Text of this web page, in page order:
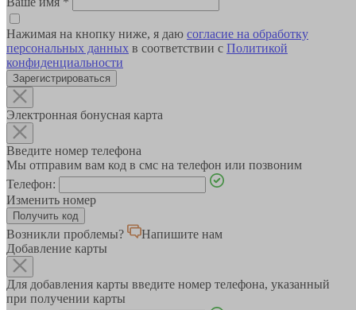
Нажимая на кнопку ниже, я даю согласие на обработку
персональных данных в соответствии с Политикой
конфиденциальности
Зарегистрироваться
Электронная бонусная карта
Введите номер телефона
Мы отправим вам код в смс на телефон или позвоним
Телефон:
Изменить номер
Возникли проблемы?
Напишите нам
Добавление карты
Для добавления карты введите номер телефона, указанный
при получении карты